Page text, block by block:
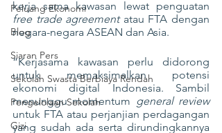
Peluang Ekonomi
Blog
Siaran Pers
Sekolah Swasta Berbiaya Rendah
Pengelolaan Sekolah
Gizi
free trade agreement atau FTA dengan
negara-negara ASEAN dan Asia.
“Kerjasama kawasan perlu didorong
untuk memaksimalkan potensi
ekonomi digital Indonesia. Sambil
menunggu momentum general review
untuk FTA atau perjanjian perdagangan